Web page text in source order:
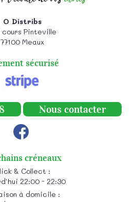
O Distribs
cours Pinteville
77100 Meaux
sécurisé
Nous contacter
créneaux
& Collect :
22:00 - 22:30
à domicile :